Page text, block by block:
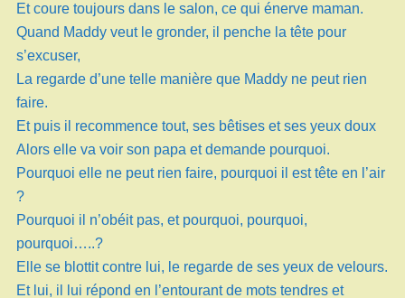
Et coure toujours dans le salon, ce qui énerve maman.
Quand Maddy veut le gronder, il penche la tête pour
s’excuser,
La regarde d’une telle manière que Maddy ne peut rien
faire.
Et puis il recommence tout, ses bêtises et ses yeux doux
Alors elle va voir son papa et demande pourquoi.
Pourquoi elle ne peut rien faire, pourquoi il est tête en l’air
?
Pourquoi il n’obéit pas, et pourquoi, pourquoi,
pourquoi…..?
Elle se blottit contre lui, le regarde de ses yeux de velours.
Et lui, il lui répond en l’entourant de mots tendres et